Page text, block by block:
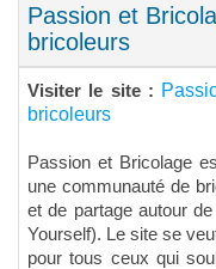
Passion et
bricoleurs
Visiter le site :
bricoleurs
Passion et Bricolage
une communauté de
et de partage autour
Yourself). Le site se
pour tous ceux qui